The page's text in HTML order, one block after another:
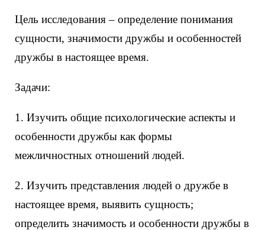
Цель исследования – определение понимания
сущности, значимости дружбы и особенностей
дружбы в настоящее время.
Задачи:
1. Изучить общие психологические аспекты и
особенности дружбы как формы
межличностных отношений людей.
2. Изучить представления людей о дружбе в
настоящее время, выявить сущность;
определить значимость и особенности дружбы в